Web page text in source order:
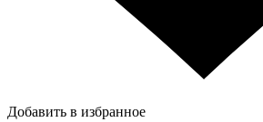
Добавить в избранное